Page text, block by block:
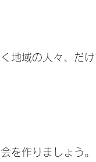
地域の人々、だけ
を作りましょう。